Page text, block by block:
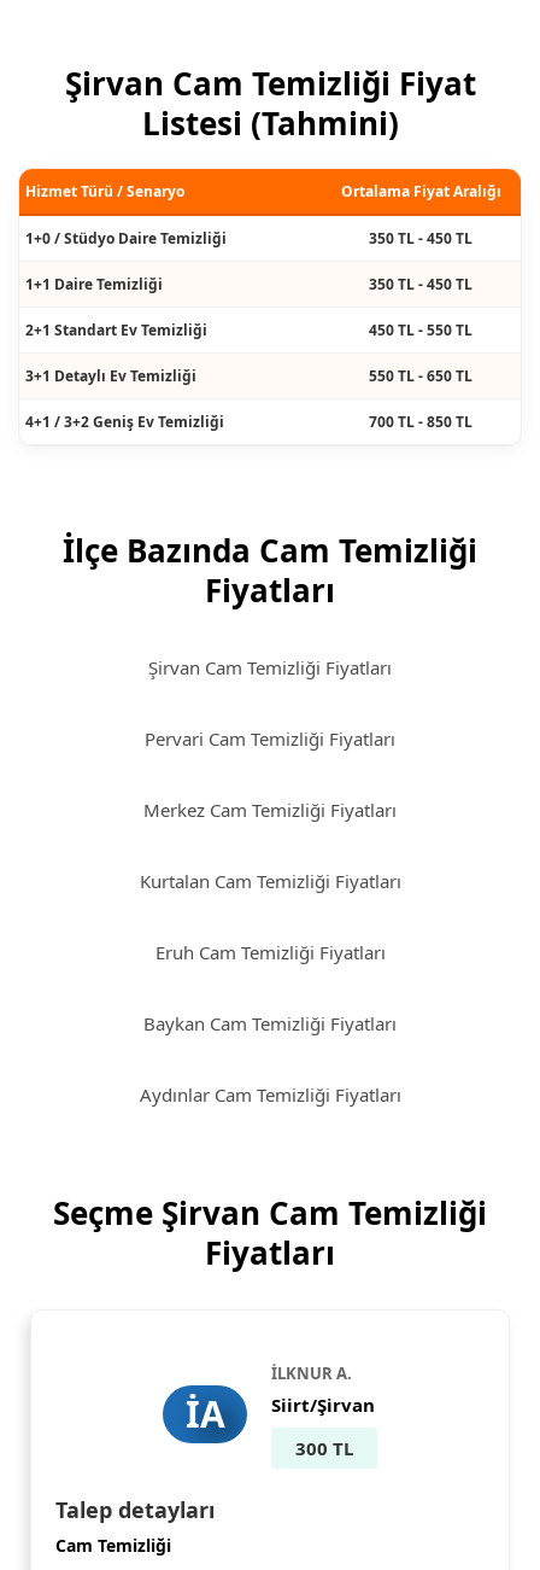
Şirvan Cam Temizliği Fiyat
Listesi (Tahmini)
Hizmet Türü / Senaryo Ortalama Fiyat Aralığı
1+0 / Stüdyo Daire Temizliği 350 TL - 450 TL
1+1 Daire Temizliği 350 TL - 450 TL
2+1 Standart Ev Temizliği 450 TL - 550 TL
3+1 Detaylı Ev Temizliği 550 TL - 650 TL
4+1 / 3+2 Geniş Ev Temizliği 700 TL - 850 TL
İlçe Bazında Cam Temizliği
Fiyatları
Şirvan Cam Temizliği Fiyatları
Pervari Cam Temizliği Fiyatları
Merkez Cam Temizliği Fiyatları
Kurtalan Cam Temizliği Fiyatları
Eruh Cam Temizliği Fiyatları
Baykan Cam Temizliği Fiyatları
Aydınlar Cam Temizliği Fiyatları
Seçme Şirvan Cam Temizliği
Fiyatları
İA
İLKNUR A.
Siirt/Şirvan
300 TL
Talep detayları
Cam Temizliği